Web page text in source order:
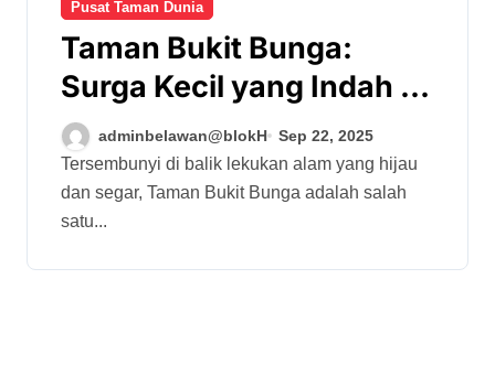
Pusat Taman Dunia
Taman Bukit Bunga:
Surga Kecil yang Indah di
Atas Perbukitan
adminbelawan@blokH Sep 22, 2025
Tersembunyi di balik lekukan alam yang hijau
dan segar, Taman Bukit Bunga adalah salah
satu...